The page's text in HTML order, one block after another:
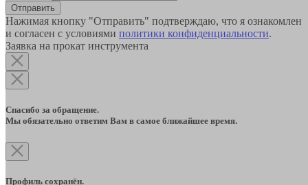
Отправить
Нажимая кнопку "Отправить" подтверждаю, что я ознакомлен
и согласен с условиями политики конфиденциальности.
Заявка на прокат инструмента
Спасибо за обращение.
Мы обязательно ответим Вам в самое ближайшее время.
Профиль сохранён.